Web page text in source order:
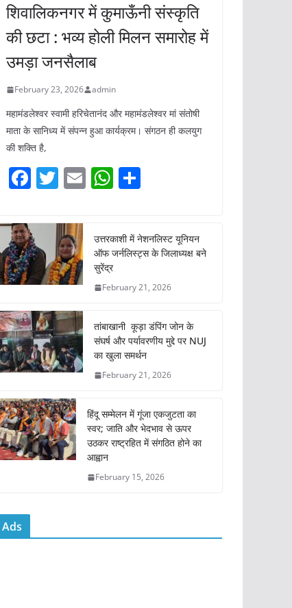
शिवालिकनगर में कुमाऊँनी संस्कृति
की छटा : भव्य होली मिलन समारोह में
उमड़ा जनसैलाब
February 23, 2026 admin
महामंडलेश्वर स्वामी हरिचेतानंद और महामंडलेश्वर मां संतोषी
माता के सानिध्य में संपन्न हुआ कार्यक्रम। संगठन ही कलयुग
की शक्ति है,
F
c
e
b
o
o
k
T
itt
er
E W
s
A
p
e
उत्तरकाशी में नेशनलिस्ट यूनियन
ऑफ जर्नलिस्ट्स के जिलाध्यक्ष बने
सुरेंद्र
February 21, 2026
तांबाखानी कूड़ा डंपिंग जोन के
संघर्ष और पर्यावरणीय मुद्दे पर NUJ
का खुला समर्थन
February 21, 2026
हिंदू सम्मेलन में गूंजा एकजुटता का
स्वर; जाति और भेदभाव से ऊपर
उठकर राष्ट्रहित में संगठित होने का
आह्वान
February 15, 2026
Ads